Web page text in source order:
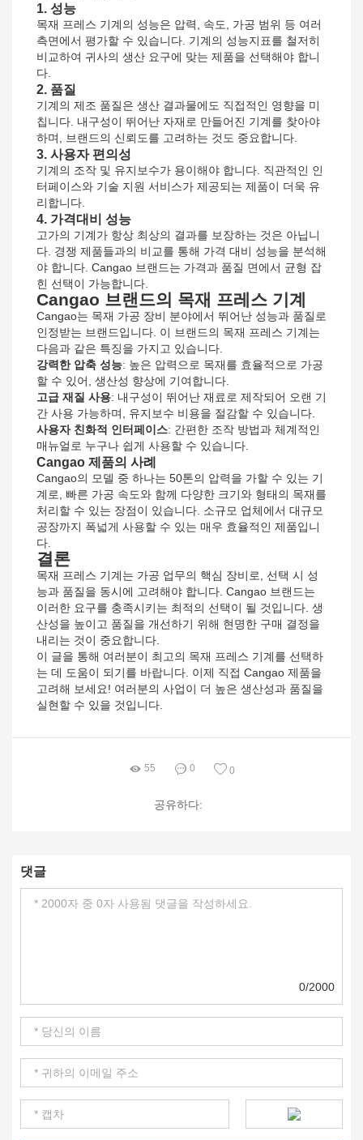
1. 성능
목재 프레스 기계의 성능은 압력, 속도, 가공 범위 등 여러
측면에서 평가할 수 있습니다. 기계의 성능지표를 철저히
비교하여 귀사의 생산 요구에 맞는 제품을 선택해야 합니
다.
2. 품질
기계의 제조 품질은 생산 결과물에도 직접적인 영향을 미
칩니다. 내구성이 뛰어난 자재로 만들어진 기계를 찾아야
하며, 브랜드의 신뢰도를 고려하는 것도 중요합니다.
3. 사용자 편의성
기계의 조작 및 유지보수가 용이해야 합니다. 직관적인 인
터페이스와 기술 지원 서비스가 제공되는 제품이 더욱 유
리합니다.
4. 가격대비 성능
고가의 기계가 항상 최상의 결과를 보장하는 것은 아닙니
다. 경쟁 제품들과의 비교를 통해 가격 대비 성능을 분석해
야 합니다. Cangao 브랜드는 가격과 품질 면에서 균형 잡
힌 선택이 가능합니다.
Cangao 브랜드의 목재 프레스 기계
Cangao는 목재 가공 장비 분야에서 뛰어난 성능과 품질로
인정받는 브랜드입니다. 이 브랜드의 목재 프레스 기계는
다음과 같은 특징을 가지고 있습니다.
강력한 압축 성능: 높은 압력으로 목재를 효율적으로 가공
할 수 있어, 생산성 향상에 기여합니다.
고급 재질 사용: 내구성이 뛰어난 재료로 제작되어 오랜 기
간 사용 가능하며, 유지보수 비용을 절감할 수 있습니다.
사용자 친화적 인터페이스: 간편한 조작 방법과 체계적인
매뉴얼로 누구나 쉽게 사용할 수 있습니다.
Cangao 제품의 사례
Cangao의 모델 중 하나는 50톤의 압력을 가할 수 있는 기
계로, 빠른 가공 속도와 함께 다양한 크기와 형태의 목재를
처리할 수 있는 장점이 있습니다. 소규모 업체에서 대규모
공장까지 폭넓게 사용할 수 있는 매우 효율적인 제품입니
다.
결론
목재 프레스 기계는 가공 업무의 핵심 장비로, 선택 시 성
능과 품질을 동시에 고려해야 합니다. Cangao 브랜드는
이러한 요구를 충족시키는 최적의 선택이 될 것입니다. 생
산성을 높이고 품질을 개선하기 위해 현명한 구매 결정을
내리는 것이 중요합니다.
이 글을 통해 여러분이 최고의 목재 프레스 기계를 선택하
는 데 도움이 되기를 바랍니다. 이제 직접 Cangao 제품을
고려해 보세요! 여러분의 사업이 더 높은 생산성과 품질을
실현할 수 있을 것입니다.
55 0 0
공유하다:
댓글
0/2000